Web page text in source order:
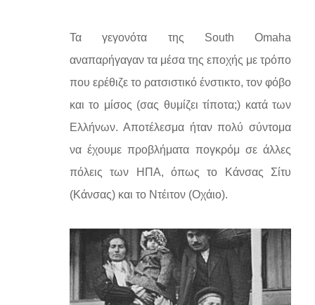
Τα γεγονότα της South Omaha
αναπαρήγαγαν τα μέσα της εποχής με τρόπο
που ερέθιζε το ρατσιστικό ένστικτο, τον φόβο
και το μίσος (σας θυμίζει τίποτα;) κατά των
Ελλήνων. Αποτέλεσμα ήταν πολύ σύντομα
να έχουμε προβλήματα πογκρόμ σε άλλες
πόλεις των ΗΠΑ, όπως το Κάνσας Σίτυ
(Κάνσας) και το Ντέιτον (Οχάιο).